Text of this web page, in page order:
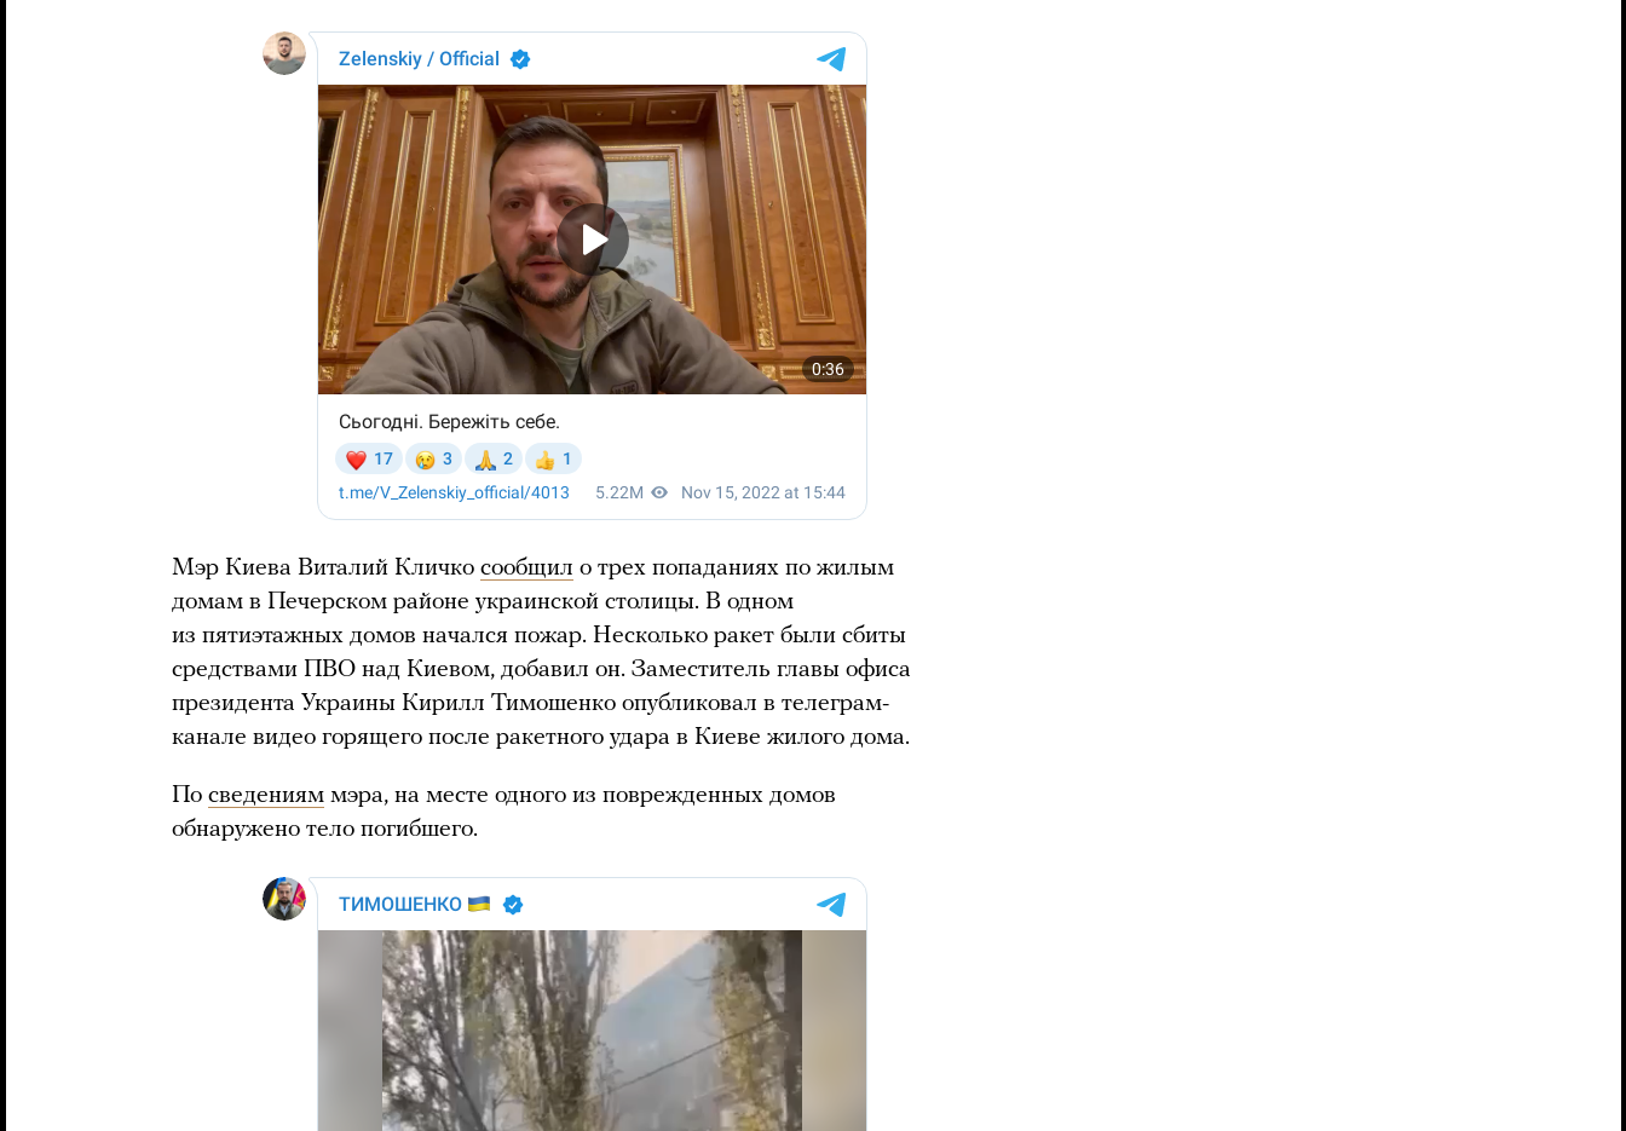
Мэр Киева Виталий Кличко сообщил о трех попаданиях по жилым
домам в Печерском районе украинской столицы. В одном
из пятиэтажных домов начался пожар. Несколько ракет были сбиты
средствами ПВО над Киевом, добавил он. Заместитель главы офиса
президента Украины Кирилл Тимошенко опубликовал в телеграм-
канале видео горящего после ракетного удара в Киеве жилого дома.
По сведениям мэра, на месте одного из поврежденных домов
обнаружено тело погибшего.